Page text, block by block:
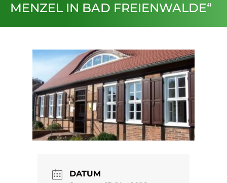
MENZEL IN BAD FREIENWALDE“
DATUM